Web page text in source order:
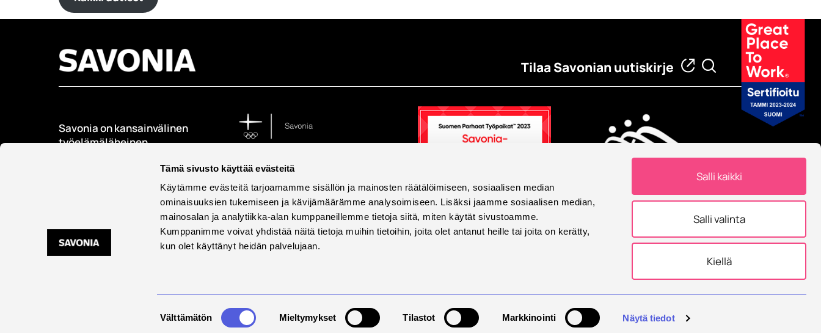
Tämä sivusto käyttää evästeitä
Käytämme evästeitä tarjoamamme sisällön ja mainosten räätälöimiseen, sosiaalisen median
ominaisuuksien tukemiseen ja kävijämäärämme analysoimiseen. Lisäksi jaamme sosiaalisen median,
mainosalan ja analytiikka-alan kumppaneillemme tietoja siitä, miten käytät sivustoamme.
Kumppanimme voivat yhdistää näitä tietoja muihin tietoihin, joita olet antanut heille tai joita on kerätty,
kun olet käyttänyt heidän palvelujaan.
Välttämätön Mieltymykset Tilastot Markkinointi Näytä tiedot
Salli kaikki
Salli valinta
Kiellä
Tilaa Savonian uutiskirje
Savonia on kansainvälinen
työelämäläheinen
kouluttaa, tutkii, kehittää
Eurooppalainen yliopisto
Eurooppalainen yliopisto -
allianssissa.